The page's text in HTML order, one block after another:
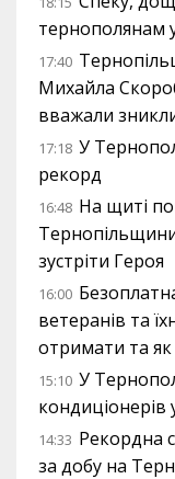
тернополянам
17:40
Михайла
вважали
17:18 У
рекорд
16:48 На щиті
зустріти Героя
16:00
ветеранів та
отримати та як
15:10 У
кондиціонерів
14:33 Рекордна
за добу на